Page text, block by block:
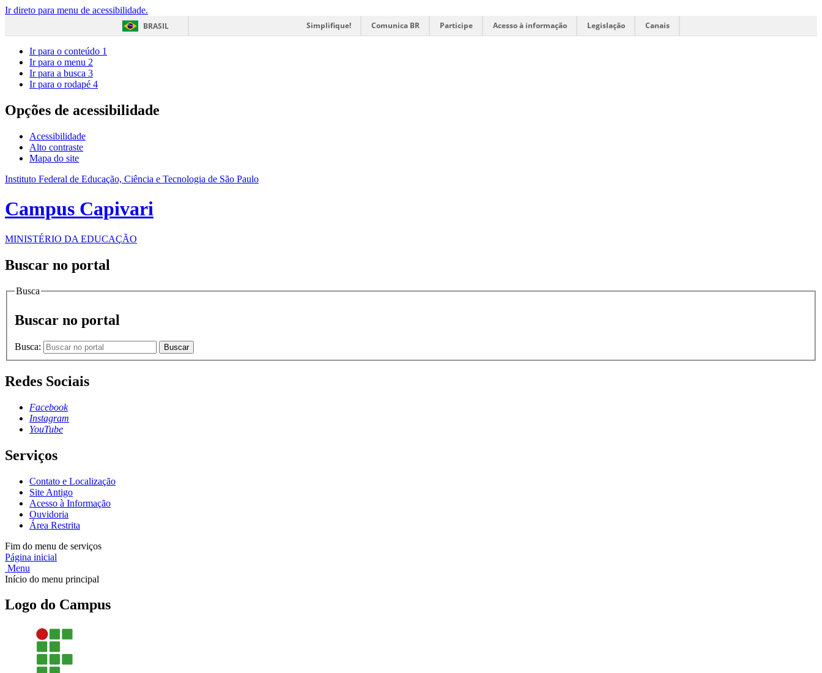
Ir direto para menu de acessibilidade.
BRASIL
Simplifique! Comunica BR Participe Acesso à informação Legislação Canais
Ir para o conteúdo 1
Ir para o menu 2
Ir para a busca 3
Ir para o rodapé 4
Opções de acessibilidade
Acessibilidade
Alto contraste
Mapa do site
Instituto Federal de Educação, Ciência e Tecnologia de São Paulo
Campus Capivari
MINISTÉRIO DA EDUCAÇÃO
Buscar no portal
Busca
Buscar no portal
Busca: Buscar
Redes Sociais
Facebook
Instagram
YouTube
Serviços
Contato e Localização
Site Antigo
Acesso à Informação
Ouvidoria
Área Restrita
Fim do menu de serviços
Página inicial
Menu
Início do menu principal
Logo do Campus